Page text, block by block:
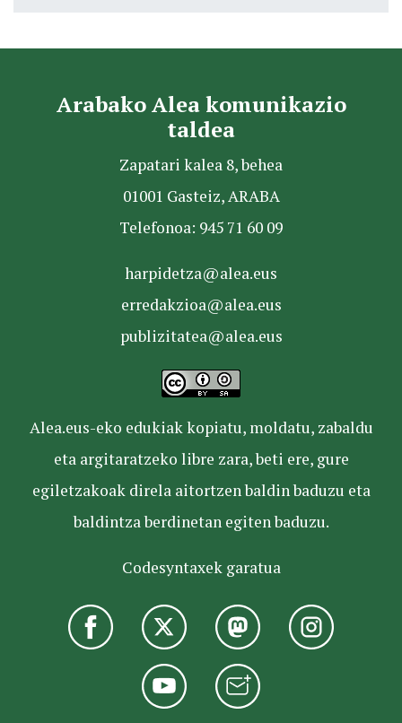
Arabako Alea komunikazio
taldea
Zapatari kalea 8, behea
01001 Gasteiz, ARABA
Telefonoa: 945 71 60 09
harpidetza@alea.eus
erredakzioa@alea.eus
publizitatea@alea.eus
Alea.eus-eko edukiak kopiatu, moldatu, zabaldu
eta argitaratzeko libre zara, beti ere, gure
egiletzakoak direla aitortzen baldin baduzu eta
baldintza berdinetan egiten baduzu.
Codesyntaxek garatua